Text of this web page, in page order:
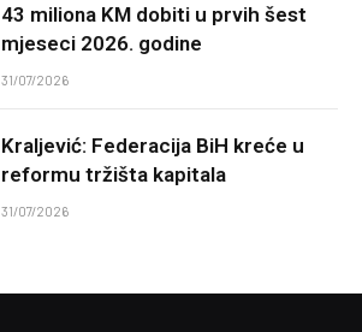
43 miliona KM dobiti u prvih šest
mjeseci 2026. godine
31/07/2026
Kraljević: Federacija BiH kreće u
reformu tržišta kapitala
31/07/2026